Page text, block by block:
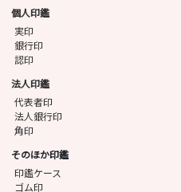
個人印鑑
実印
銀行印
認印
法人印鑑
代表者印
法人銀行印
角印
そのほか印鑑
印鑑ケース
ゴム印